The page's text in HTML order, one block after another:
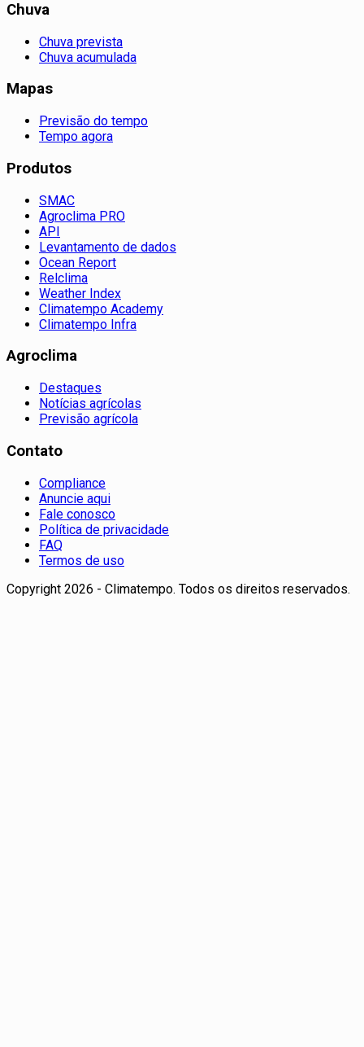
Chuva
Chuva prevista
Chuva acumulada
Mapas
Previsão do tempo
Tempo agora
Produtos
SMAC
Agroclima PRO
API
Levantamento de dados
Ocean Report
Relclima
Weather Index
Climatempo Academy
Climatempo Infra
Agroclima
Destaques
Notícias agrícolas
Previsão agrícola
Contato
Compliance
Anuncie aqui
Fale conosco
Política de privacidade
FAQ
Termos de uso
Copyright 2026 - Climatempo. Todos os direitos reservados.